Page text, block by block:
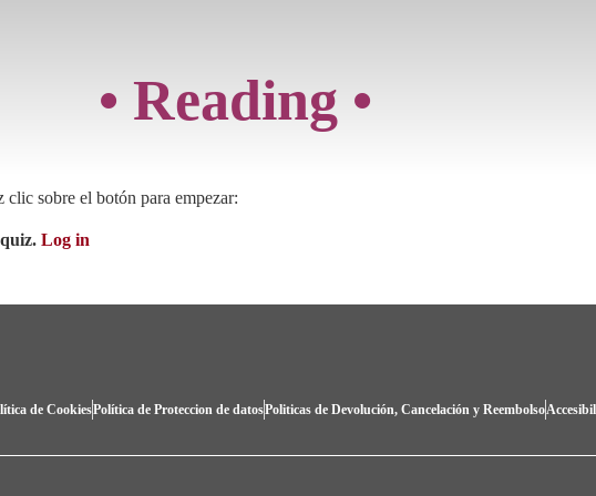
• Reading •
clic sobre el botón para empezar:
Log in
de CookiesPolítica de Proteccion de datosPoliticas de Devolución, Cancelación y Reembolso